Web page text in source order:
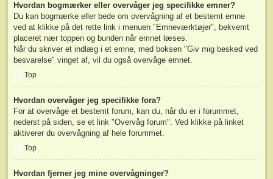
Hvordan bogmærker eller overvåger jeg specifikke emner?
Du kan bogmærke eller bede om overvågning af et bestemt emne
ved at klikke på det rette link i menuen "Emneværktøjer", bekvemt
placeret nær toppen og bunden når emnet læses.
Når du skriver et indlæg i et emne, med boksen "Giv mig besked ved
besvarelse" vinget af, vil du også overvåge emnet.
Top
Hvordan overvåger jeg specifikke fora?
For at overvåge et bestemt forum, kan du, når du er i forummet,
nederst på siden, se et link "Overvåg forum". Ved klikke på linket
aktiverer du overvågning af hele forummet.
Top
Hvordan fjerner jeg mine overvågninger?